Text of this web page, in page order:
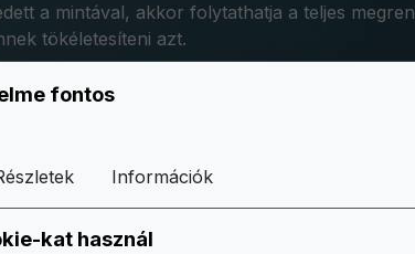
a mintával, akkor folytathatja a teljes
tökéletesíteni azt.
ingyenes minta kézhezvétele után változtatni
műalkotásnak kell lennie.
fontos
Információk
kat használ